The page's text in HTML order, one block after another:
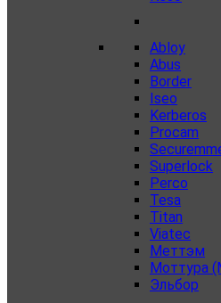
Abloy
Abus
Border
Iseo
Kerberos
Procam
Superlock
Perco
Tesa
Titan
Viatec
Меттэм
Моттура
Эльбор